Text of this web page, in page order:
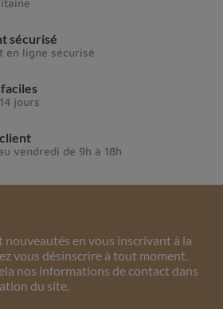
sécurisé
en ligne sécurisé
jours
vendredi de 9h à 18h
nouveautés en vous inscrivant à la
vous désinscrire à tout moment.
nos informations de contact dans
du site.